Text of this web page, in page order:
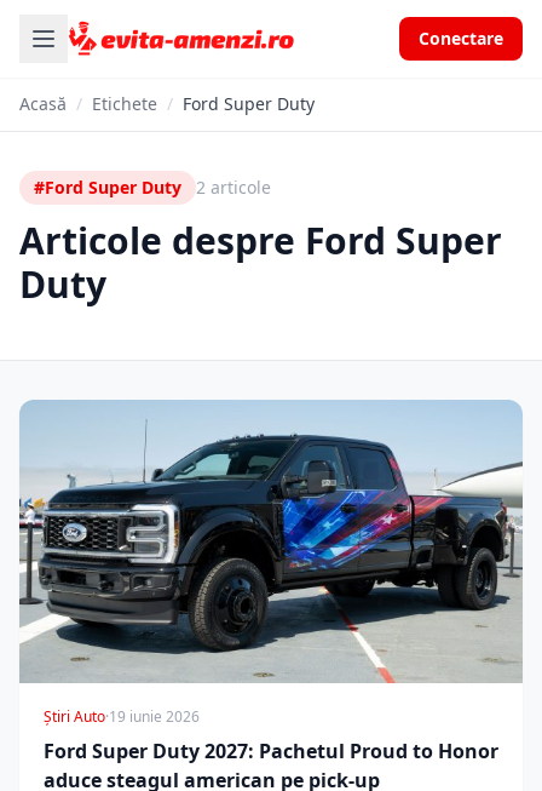
Conectare
Acasă / Etichete / Ford Super Duty
#Ford Super Duty 2 articole
Articole despre Ford Super
Duty
Știri Auto·19 iunie 2026
Ford Super Duty 2027: Pachetul Proud to Honor
aduce steagul american pe pick-up